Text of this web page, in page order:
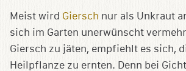
speichern
Meist wird Giersch nur als Unkraut
sich im Garten unerwünscht
Giersch zu jäten, empfiehlt es sich,
Heilpflanze zu ernten. Denn bei